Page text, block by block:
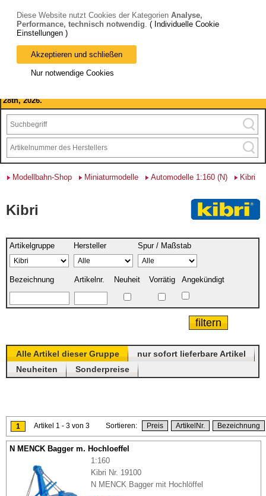
Bitte beachten Sie: wir machen Betriebsferien, vom 03. bis 28.
August 2026 haben wir geschlossen.
28th, 2026.
Modellbahn-Shop Miniaturmodelle Automodelle 1:160 (N) Kibri
Kibri
Artikelgruppe Hersteller Spur / Maßstab
Bezeichnung Artikelnr. Neuheit Vorrätig Angekündigt
Alle Artikel dieser Gruppe
nur sofort lieferbare Artikel
Neuheiten
Sonderpreise
1 Artikel 1 - 3 von 3 Sortieren: Preis ArtikelNr. Bezeichnung
N MENCK Bagger m. Hochloeffel
1:160
Kibri Nr. 19100
N MENCK Bagger mit Hochlöffel
Diese Website nutzt Cookies der Kategorien Analyse,
Performance, technisch notwendig. ( Individuelle Cookie
Einstellungen )
Akzeptieren und schließen
Nur notwendige Cookies